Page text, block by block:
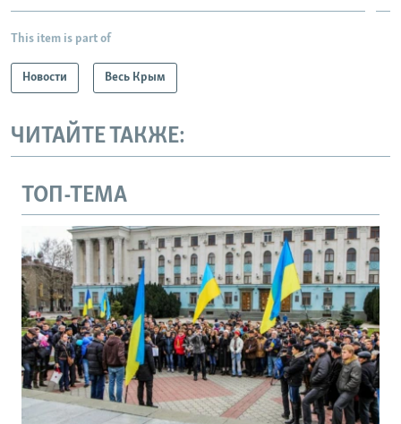
This item is part of
Новости Весь Крым
ЧИТАЙТЕ ТАКЖЕ:
ТОП-ТЕМА